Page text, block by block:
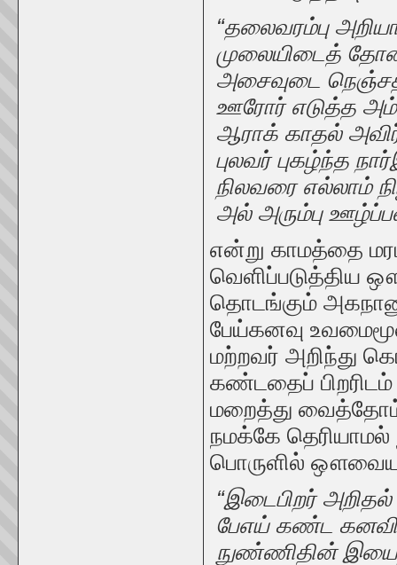
“தலைவரம்பு
முலையிடைத்
அசைவுடை
ஊரோர் எடுத்த
ஆராக் காதல்
புலவர் புகழ்ந்த
நிலவரை எல்லாம்
அல் அரும்பு
என்று காமத்தை
வெளிப்படுத்திய
தொடங்கும்
பேய்கனவு
மற்றவர் அறிந்து
கண்டதைப்
மறைத்து
நமக்கே தெரியாமல்
பொருளில்
“இடைபிறர்
பேஎய் கண்ட
நுண்ணிதின்